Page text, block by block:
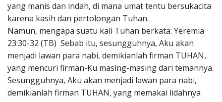
yang manis dan indah, di mana umat tentu bersukacita
karena kasih dan pertolongan Tuhan.
Namun, mengapa suatu kali Tuhan berkata: Yeremia
23:30-32 (TB) Sebab itu, sesungguhnya, Aku akan
menjadi lawan para nabi, demikianlah firman TUHAN,
yang mencuri firman-Ku masing-masing dari temannya.
Sesungguhnya, Aku akan menjadi lawan para nabi,
demikianlah firman TUHAN, yang memakai lidahnya